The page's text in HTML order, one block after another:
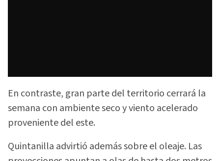
En contraste, gran parte del territorio cerrará la
semana con ambiente seco y viento acelerado
proveniente del este.
Quintanilla advirtió además sobre el oleaje. Las